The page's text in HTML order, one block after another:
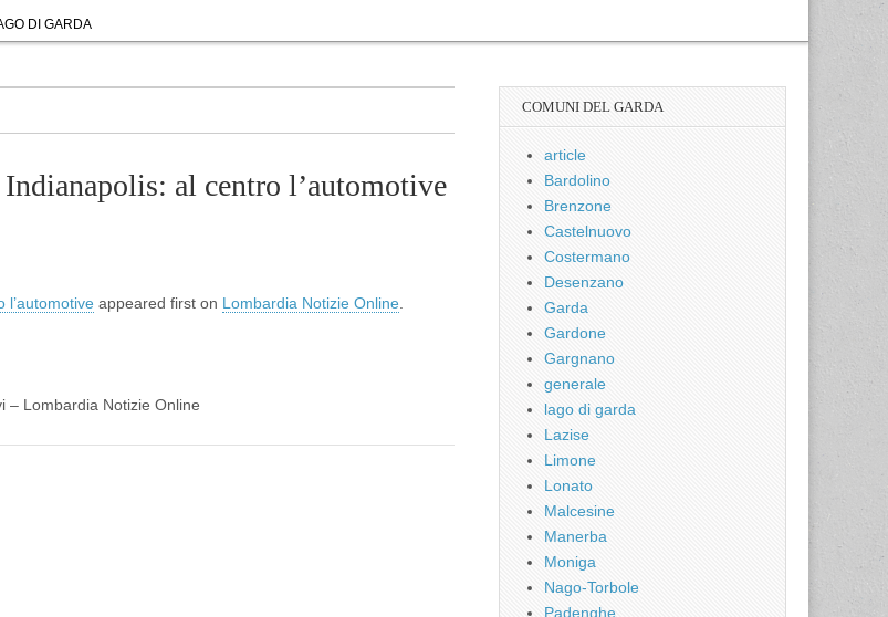
DI GARDA
al centro l’automotive
l’automotive appeared first on Lombardia Notizie Online
– Lombardia Notizie Online
COMUNI DEL GARDA
article
Bardolino
Brenzone
Castelnuovo
Costermano
Desenzano
Garda
Gardone
Gargnano
generale
lago di garda
Lazise
Limone
Lonato
Malcesine
Manerba
Moniga
Nago-Torbole
Padenghe